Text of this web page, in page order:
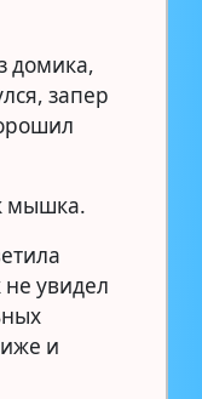
домика,
запер
мышка.
увидел
и